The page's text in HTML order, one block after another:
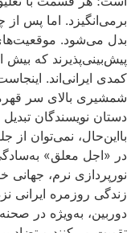
برمی‌انگیزد. اما پس
بدل می‌شود.
پیش‌بینی‌پذیرند که بیش
کمدی ایرانی‌اند.
شمشیری بالای سر
دستان نویسندگان
بااین‌حال، نمی‌توان از
در «اجل معلق»
نورپردازی نرم، جهانی
زندگی روزمره
دوربین، به‌ویژه در